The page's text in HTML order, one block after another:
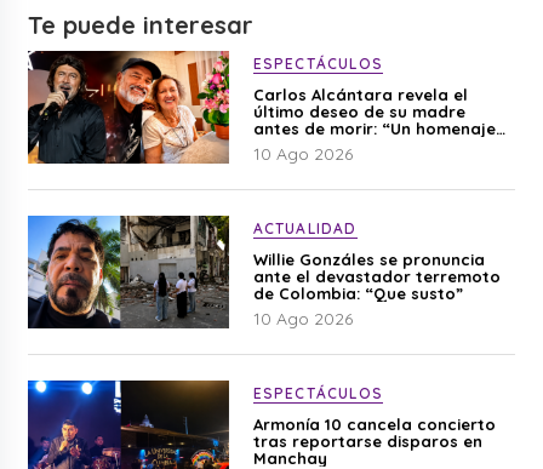
Te puede interesar
ESPECTÁCULOS
Carlos Alcántara revela el
último deseo de su madre
antes de morir: “Un homenaje
para mi mamá”
10 Ago 2026
ACTUALIDAD
Willie Gonzáles se pronuncia
ante el devastador terremoto
de Colombia: “Que susto”
10 Ago 2026
ESPECTÁCULOS
Armonía 10 cancela concierto
tras reportarse disparos en
Manchay